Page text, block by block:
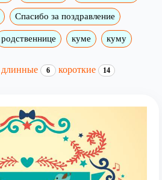
Спасибо за поздравление
родственнице куме куму
длинные 6 короткие 14